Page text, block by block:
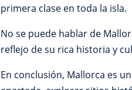
primera clase en toda la isla.
No se puede hablar de
reflejo de su rica historia y
En conclusión, Mallorca es